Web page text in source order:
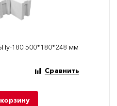
180 500*180*248 мм
Сравнить